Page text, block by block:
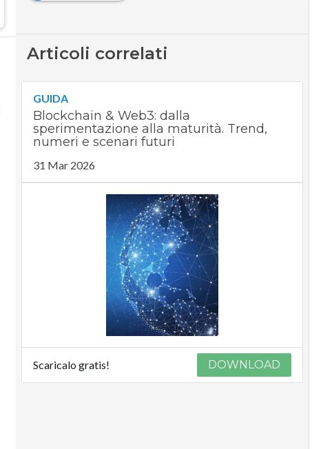
Articoli correlati
GUIDA
Blockchain & Web3: dalla
sperimentazione alla maturità. Trend,
numeri e scenari futuri
31 Mar 2026
Scaricalo gratis! DOWNLOAD